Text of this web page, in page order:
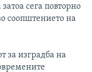
сега повторно
соопштението на
за изградба на